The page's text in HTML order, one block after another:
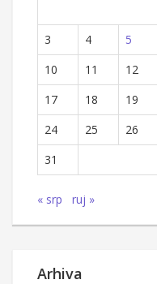
3
4 5
10
11 12
17
18 19
24
25 26
31
« srp ruj »
Arhiva